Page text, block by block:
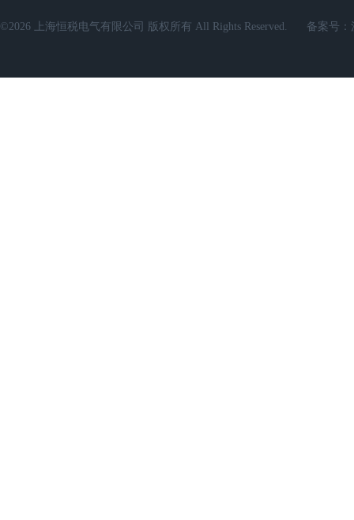
©2026 上海恒税电气有限公司 版权所有 All Rights Reserved. 备案号：